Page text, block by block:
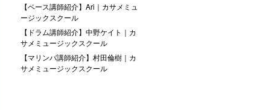
【ベース講師紹介】Ari｜カサメミュ
ージックスクール
【ドラム講師紹介】中野ケイト｜カ
サメミュージックスクール
【マリンバ講師紹介】村田倫樹｜カ
サメミュージックスクール